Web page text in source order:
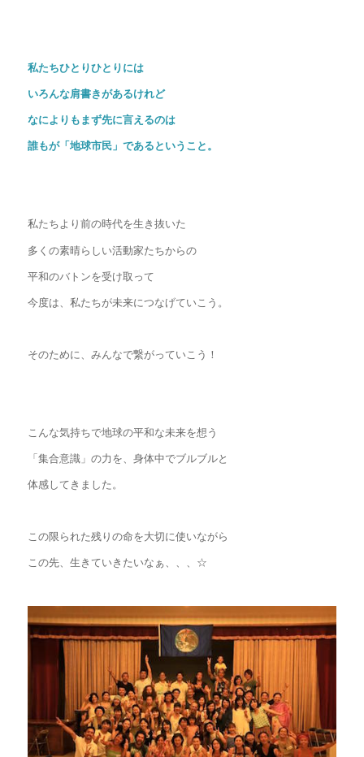
私たちひとりひとりには
いろんな肩書きがあるけれど
なによりもまず先に言えるのは
誰もが「地球市民」であるということ。
私たちより前の時代を生き抜いた
多くの素晴らしい活動家たちからの
平和のバトンを受け取って
今度は、私たちが未来につなげていこう。
そのために、みんなで繋がっていこう！
こんな気持ちで地球の平和な未来を想う
「集合意識」の力を、身体中でブルブルと
体感してきました。
この限られた残りの命を大切に使いながら
この先、生きていきたいなぁ、、、☆